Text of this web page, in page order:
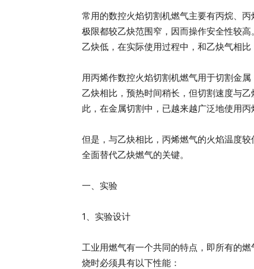
常用的数控火焰切割机燃气主要有丙烷、
极限都较乙炔范围窄，因而操作安全性较
乙炔低，在实际使用过程中，和乙炔气相比
用丙烯作数控火焰切割机燃气用于切割金
乙炔相比，预热时间稍长，但切割速度与
此，在金属切割中，已越来越广泛地使用丙
但是，与乙炔相比，丙烯燃气的火焰温度
全面替代乙炔燃气的关键。
一、实验
1、实验设计
工业用燃气有一个共同的特点，即所有的
烧时必须具有以下性能：